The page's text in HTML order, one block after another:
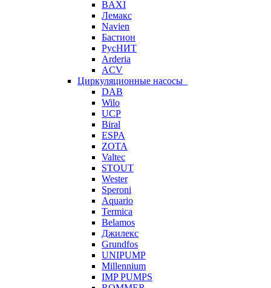
BAXI
Лемакс
Navien
Бастион
РусНИТ
Arderia
ACV
Циркуляционные насосы
DAB
Wilo
UCP
Biral
ESPA
ZOTA
Valtec
STOUT
Wester
Speroni
Aquario
Termica
Belamos
Джилекс
Grundfos
UNIPUMP
Millennium
IMP PUMPS